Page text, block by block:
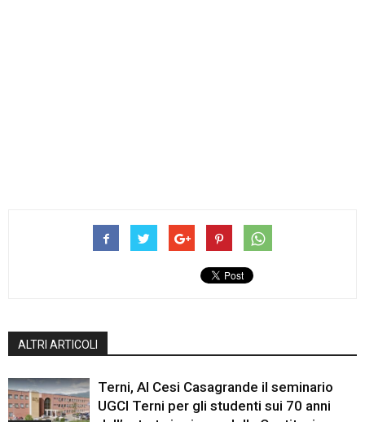
ALTRI ARTICOLI
Terni, Al Cesi Casagrande il seminario
UGCI Terni per gli studenti sui 70 anni